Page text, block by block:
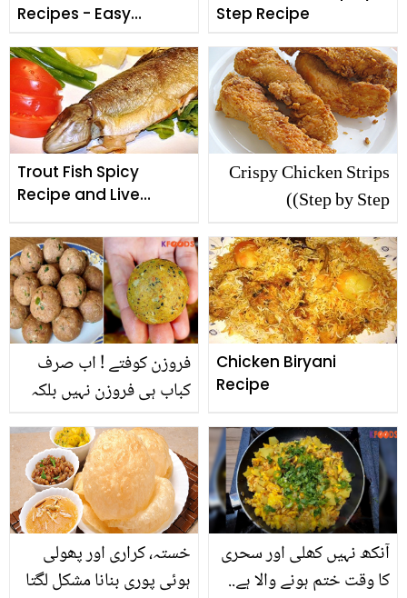
Recipes - Easy
Recipe Step by Step
Step Recipe
Trout Fish Spicy
Recipe and Live
Crispy Chicken Strips
(Step by Step)
فروزن کوفتے ! اب صرف
کباب ہی فروزن نہیں بلکہ
جانیں کوفتوں کو فروزن
بنانے کا وہ راز جو ہوٹل والے
استعمال کرتے ہیں
Chicken Biryani
Recipe
خستہ، کراری اور پھولی
ہوئی پوری بنانا مشکل لگتا
آنکھ نہیں کھلی اور سحری
کا وقت ختم ہونے والا ہے..